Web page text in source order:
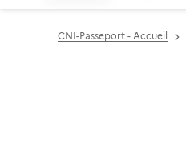
CNI-Passeport - Accueil